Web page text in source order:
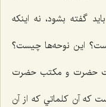
گفته بشود، نه اينكه
اين نوحه‌ها چيست؟
حضرت و مكتب حضرت
كه آن كلماتي كه از آن